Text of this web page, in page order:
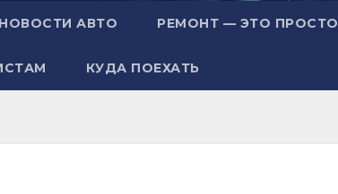
НОВОСТИ АВТО РЕМОНТ — ЭТО ПРОСТО
КУДА ПОЕХАТЬ